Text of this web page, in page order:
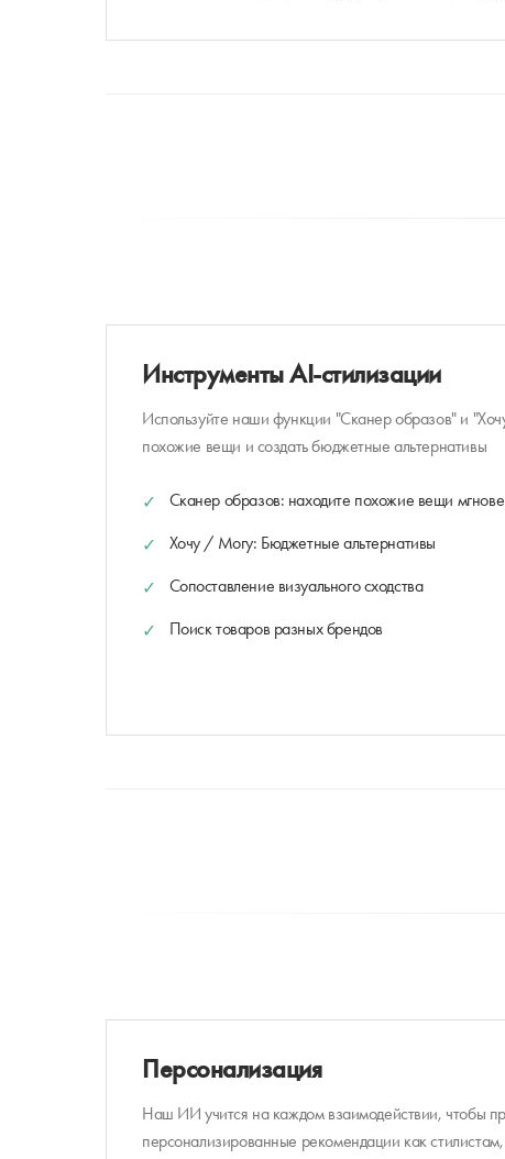
Инструменты AI-стилизации
Используйте наши функции "Сканер образов" и
похожие вещи и создать бюджетные альтернативы
Сканер образов: находите похожие вещи
Хочу / Могу: Бюджетные альтернативы
Сопоставление визуального сходства
Поиск товаров разных брендов
Персонализация
Наш ИИ учится на каждом взаимодействии, чтобы
персонализированные рекомендации как